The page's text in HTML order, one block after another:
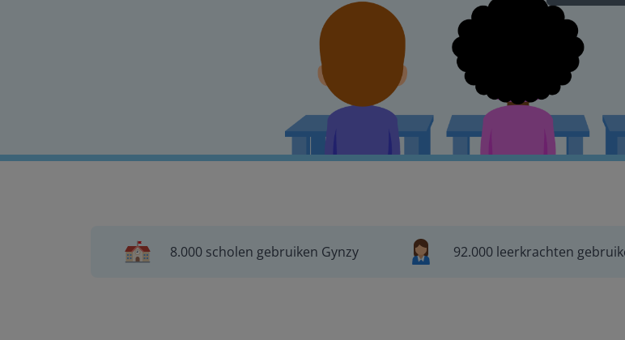
8.000 scholen gebruiken Gynzy 92.000 leerkrachten